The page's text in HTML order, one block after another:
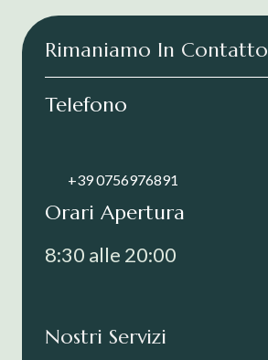
Rimaniamo In Contatto
Telefono
+39 0756976891
Orari Apertura
8:30 alle 20:00
Nostri Servizi